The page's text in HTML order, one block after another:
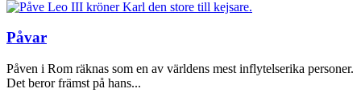
Påvar
Påven i Rom räknas som en av världens mest inflytelserika personer.
Det beror främst på hans...